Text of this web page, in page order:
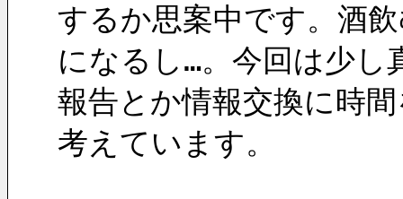
するか思案中です。酒
になるし…。今回は少し
報告とか情報交換に時
考えています。